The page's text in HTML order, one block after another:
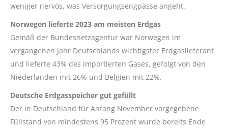
weniger nervös, was Versorgungsengpässe angeht.
Norwegen lieferte 2023 am meisten Erdgas
Gemäß der Bundesnetzagentur war Norwegen im
vergangenen Jahr Deutschlands wichtigster Erdgaslieferant
und lieferte 43% des importierten Gases, gefolgt von den
Niederlanden mit 26% und Belgien mit 22%.
Deutsche Erdgasspeicher gut gefüllt
Der in Deutschland für Anfang November vorgegebene
Füllstand von mindestens 95 Prozent wurde bereits Ende